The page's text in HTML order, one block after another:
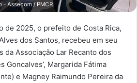
- Assecom / PMCR
de 2025, o prefeito de Costa Rica,
dos Santos, recebeu em seu
da Associação Lar Recanto dos
Goncalves’, Margarida Fátima
e Magney Raimundo Pereira da